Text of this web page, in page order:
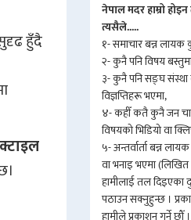
हुँदै
नेपाल मदर हाम्रो
त्यसैले.....
१- समाचार बन्न लायक
२- कुनै पनि विषय
३- कुनै पनि सङ्घ संस्था
विज्ञप्तिहरू भएमा,
४- कहीँ कतै कुनै जन
विषयको भिडियो वा
५- अन्तर्वार्ता बन्न
वा भनाइ भएमा (लिखित
हामीलाई तल
पठाउन सक्नुहुन्छ ।